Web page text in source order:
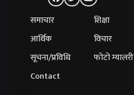
समाचार
शिक्षा
आर्थिक
विचार
सूचना/प्रविधि
फोटो ग्यालरी
Contact